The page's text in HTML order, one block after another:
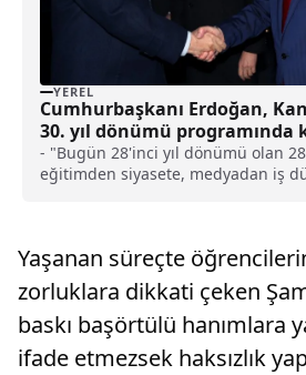
YEREL
Cumhurbaşkanı Erdoğan,
30. yıl dönümü programında
(1) haberi
- "Bugün 28'inci yıl dönümü olan
eğitimden siyasete, medyadan iş
Şubat meselesi gündeme gelince
siyasetçilerin 'Bitmedi şu
diyecek kadar küstahlaştıklarına
Yaşanan süreçte
zorluklara dikkati çeken
baskı başörtülü hanımlara
ifade etmezsek haksızlık